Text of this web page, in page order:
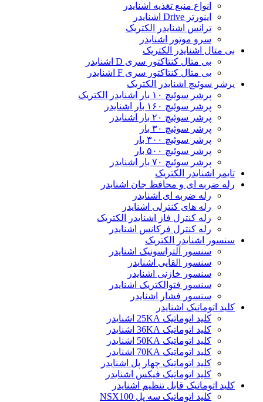
انواع منبع تغذیه اشنایدر
اینورتر Drive اشنایدر
ترانس اشنایدر الکتریک
سرو موتور اشنایدر
بی متال اشنایدر الکتریک
بی متال کنتاکتور سری D اشنایدر
بی متال کنتاکتور سری F اشنایدر
پرشر سوئیچ اشنایدر الکتریک
پرشر سوئیچ ۱۰ بار اشنایدر الکتریک
پرشر سوئیچ ۱۶۰ بار اشنایدر
پرشر سوئیچ ۲۰ بار اشنایدر
پرشر سوئیچ ۳۰ بار
پرشر سوئیچ ۳۰۰ بار
پرشر سوئیچ ۵۰۰ بار
پرشر سوئیچ ۷۰ بار اشنایدر
تایمر اشنایدر الکتریک
رله ضربه ای و محافظ جان اشنایدر
رله ضربه ای اشنایدر
رله های کنترلی اشنایدر
رله کنترل فاز اشنایدر الکتریک
رله کنترل فرکانس اشنایدر
سنسور اشنایدر الکتریک
سنسور آلتراسونیک اشنایدر
سنسور القایی اشنایدر
سنسور خازنی اشنایدر
سنسور فتوالکتریک اشنایدر
سنسور فشار اشنایدر
کلید اتوماتیک اشنایدر
کلید اتوماتیک 25KA اشنایدر
کلید اتوماتیک 36KA اشنایدر
کلید اتوماتیک 50KA اشنایدر
کلید اتوماتیک 70KA اشنایدر
کلید اتوماتیک چهار پل اشنایدر
کلید اتوماتیک فیکس اشنایدر
کلید اتوماتیک قابل تنظیم اشنایدر
کلید اتوماتیک سه پل NSX100